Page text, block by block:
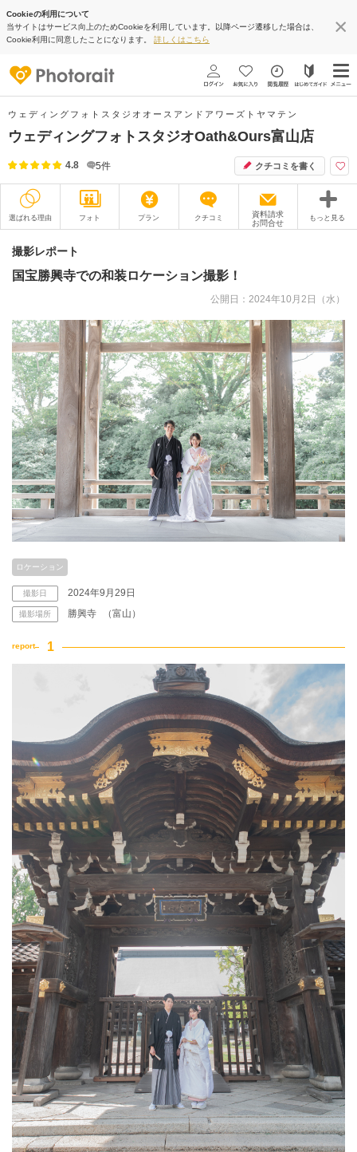
Cookieの利用について
当サイトはサービス向上のためCookieを利用しています。以降ページ遷移した場合は、
Cookie利用に同意したことになります。 詳しくはこちら
ウェディングフォトスタジオオースアンドアワーズトヤマテン
ウェディングフォトスタジオOath&Ours富山店
4.8 5件 クチコミを書く
選ばれる理由 フォト プラン クチコミ
資料請求
お問合せ
もっと見る
撮影レポート
衣装 ムービー
アクセス/TEL スタジオトップ
撮影レポート
国宝勝興寺での和装ロケーション撮影！
公開日：2024年10月2日（水）
ロケーション
撮影日 2024年9月29日
撮影場所 勝興寺 （富山）